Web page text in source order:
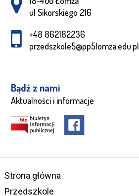
ul Sikorskiego 216
+48 862182236
przedszkole5@pp5lomza.edu.pl
Bądź z nami
Aktualności i informacje
Strona główna
Przedszkole